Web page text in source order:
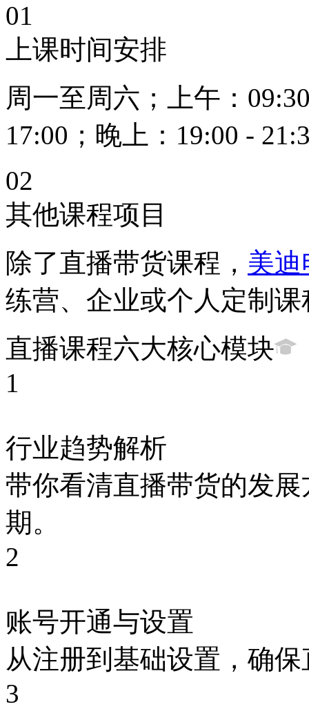
01
上课时间安排
周一至周六；上午：
17:00；晚上：19:00 -
02
其他课程项目
除了直播带货课程， 美迪
练营、企业或个人定制课
直播课程六大核心模块
1
行业趋势解析
带你看清直播带货的发
期。
2
账号开通与设置
从注册到基础设置，确
3